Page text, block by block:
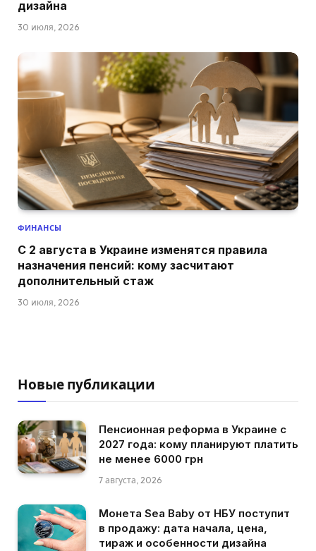
дизайна
30 июля, 2026
ФИНАНСЫ
С 2 августа в Украине изменятся правила
назначения пенсий: кому засчитают
дополнительный стаж
30 июля, 2026
Новые публикации
Пенсионная реформа в Украине с
2027 года: кому планируют платить
не менее 6000 грн
7 августа, 2026
Монета Sea Baby от НБУ поступит
в продажу: дата начала, цена,
тираж и особенности дизайна